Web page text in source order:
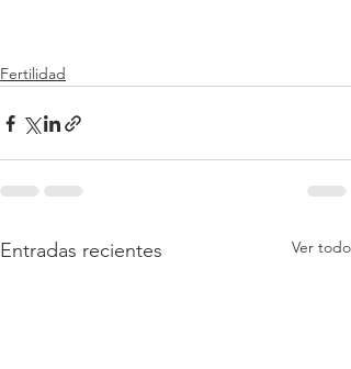
Fertilidad
Entradas recientes Ver todo